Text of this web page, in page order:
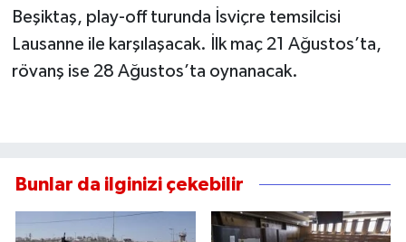
Beşiktaş, play-off turunda İsviçre temsilcisi
Lausanne ile karşılaşacak. İlk maç 21 Ağustos’ta,
rövanş ise 28 Ağustos’ta oynanacak.
Bunlar da ilginizi çekebilir